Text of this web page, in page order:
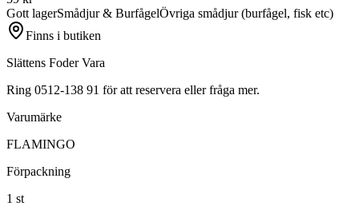
Gott lagerSmådjur & BurfågelÖvriga smådjur (burfågel, fisk etc)
Finns i butiken
Slättens Foder Vara
Ring 0512-138 91 för att reservera eller fråga mer.
Varumärke
FLAMINGO
Förpackning
1 st